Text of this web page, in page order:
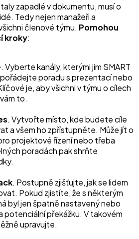
zapadlé v dokumentu, musí o
Tedy nejen manažeři a
členové týmu. Pomohou
kroky:
. Vyberte kanály, kterými jim SMART
poradu s prezentací nebo
je, aby všichni v týmu o cílech
to.
. Vytvořte místo, kde budete cíle
a všem ho zpřístupněte. Může jít o
projektové řízení nebo třeba
poradách pak shrňte
. Postupně zjišťujte, jak se lidem
Pokud zjistíte, že s některým
byl jen špatně nastavený nebo
potenciální překážku. V takovém
upravujte.